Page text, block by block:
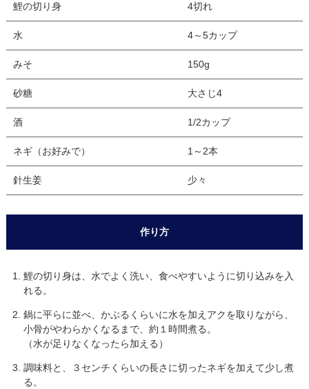
鯉の切り身 4切れ
水 4～5カップ
みそ 150g
砂糖 大さじ4
酒 1/2カップ
ネギ（お好みで） 1～2本
針生姜 少々
作り方
鯉の切り身は、水でよく洗い、食べやすいように切り込みを入
れる。
鍋に平らに並べ、かぶるくらいに水を加えアクを取りながら、
小骨がやわらかくなるまで、約１時間煮る。
（水が足りなくなったら加える）
調味料と、３センチくらいの長さに切ったネギを加えて少し煮
る。